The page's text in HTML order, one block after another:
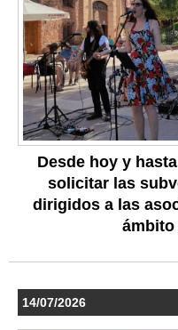
Desde hoy y
solicitar las
dirigidos a las
ámbito
14/07/2026